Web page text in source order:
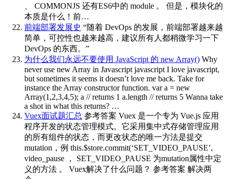
、 COMMONJS 还有ES6中的 module 。 但是，模块化的
本质是什么！前…
前端部署发展史 “随着 DevOps 的发展，前端部署越来越
简单，可控性也越来越高，建议所有人都稍微学习一下
DevOps 的东西。”
为什么我们永远不要使用 JavaScript 的 new Array() Why
never use new Array in Javascript javascript I love javascript,
but sometimes it seems it doesn’t love me back. Take for
instance the Array constructor function. var a = new
Array(1,2,3,4,5); a // returns 1 a.length // returns 5 Wanna take
a shot in what this returns? …
Vuex面试题汇总 参考答案 Vuex 是一个专为 Vue.js 应用
程序开发的状态管理模式。它采用集中式存储管理应用
的所有组件的状态，而更改状态的唯一方法是提交
mutation，例 this.$store.commit(‘SET_VIDEO_PAUSE’,
video_pause ， SET_VIDEO_PAUSE 为mutation属性中定
义的方法 。 Vuex解决了什么问题？ 参考答案 解决两